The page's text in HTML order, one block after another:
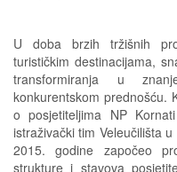
U doba brzih tržišnih
turističkim destinacijama,
transformiranja u
konkurentskom prednošću.
o posjetiteljima NP
istraživački tim Veleučilišta
2015. godine započeo
strukture i stavova